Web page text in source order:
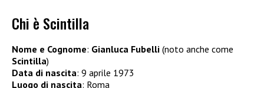
Chi è Scintilla
Nome e Cognome: Gianluca Fubelli (noto anche come
Scintilla)
Data di nascita: 9 aprile 1973
Luogo di nascita: Roma